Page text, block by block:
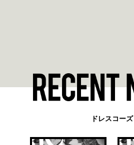
ドレスコーズ